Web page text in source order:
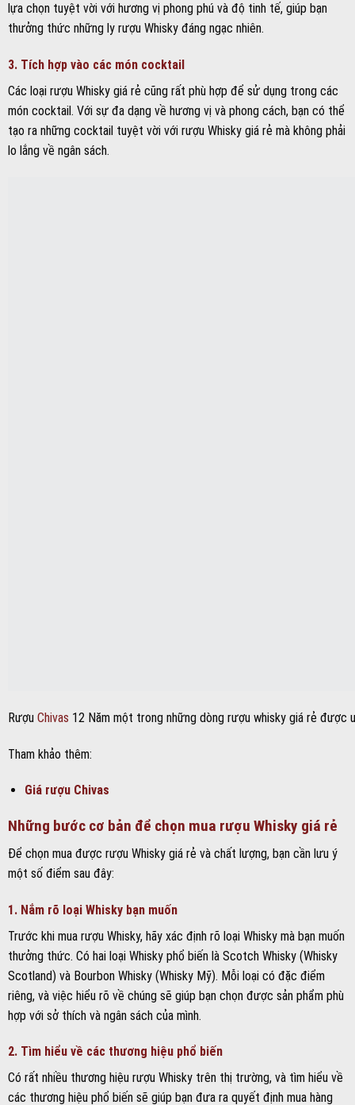
lựa chọn tuyệt vời với hương vị phong phú và độ tinh tế, giúp bạn
thưởng thức những ly rượu Whisky đáng ngạc nhiên.
3. Tích hợp vào các món cocktail
Các loại rượu Whisky giá rẻ cũng rất phù hợp để sử dụng trong các
món cocktail. Với sự đa dạng về hương vị và phong cách, bạn có thể
tạo ra những cocktail tuyệt vời với rượu Whisky giá rẻ mà không phải
lo lắng về ngân sách.
Rượu Chivas 12 Năm một trong những dòng rượu whisky giá rẻ được
Tham khảo thêm:
Giá rượu Chivas
Những bước cơ bản để chọn mua rượu Whisky giá rẻ
Để chọn mua được rượu Whisky giá rẻ và chất lượng, bạn cần lưu ý
một số điểm sau đây:
1. Nắm rõ loại Whisky bạn muốn
Trước khi mua rượu Whisky, hãy xác định rõ loại Whisky mà bạn muốn
thưởng thức. Có hai loại Whisky phổ biến là Scotch Whisky (Whisky
Scotland) và Bourbon Whisky (Whisky Mỹ). Mỗi loại có đặc điểm
riêng, và việc hiểu rõ về chúng sẽ giúp bạn chọn được sản phẩm phù
hợp với sở thích và ngân sách của mình.
2. Tìm hiểu về các thương hiệu phổ biến
Có rất nhiều thương hiệu rượu Whisky trên thị trường, và tìm hiểu về
các thương hiệu phổ biến sẽ giúp bạn đưa ra quyết định mua hàng